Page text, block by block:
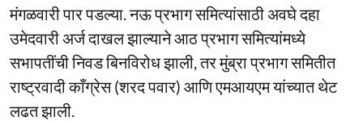
मंगळवारी पार पडल्या. नऊ प्रभाग समित्यांसाठी अवघे दहा
उमेदवारी अर्ज दाखल झाल्याने आठ प्रभाग समित्यांमध्ये
सभापतींची निवड बिनविरोध झाली, तर मुंब्रा प्रभाग समितीत
राष्ट्रवादी काँग्रेस (शरद पवार) आणि एमआयएम यांच्यात थेट
लढत झाली.